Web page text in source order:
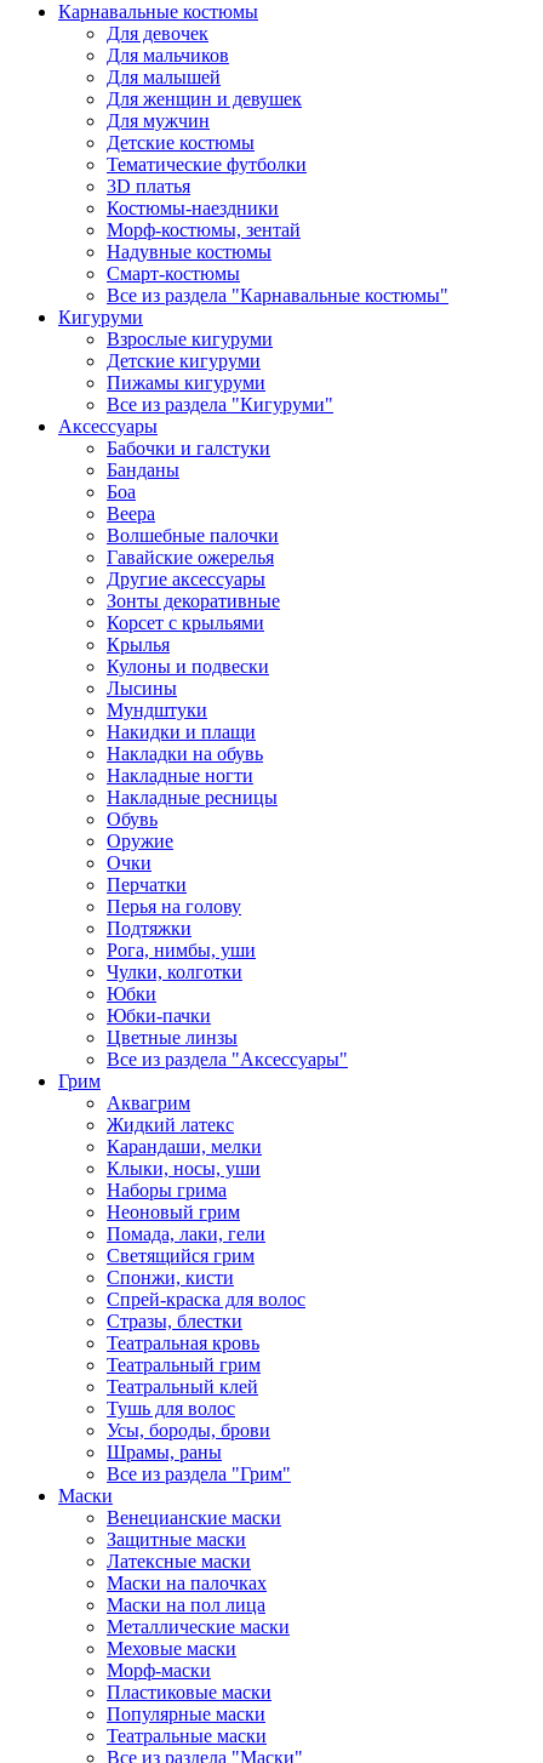
Карнавальные костюмы
Для девочек
Для мальчиков
Для малышей
Для женщин и девушек
Для мужчин
Детские костюмы
Тематические футболки
3D платья
Костюмы-наездники
Морф-костюмы, зентай
Надувные костюмы
Смарт-костюмы
Все из раздела "Карнавальные костюмы"
Кигуруми
Взрослые кигуруми
Детские кигуруми
Пижамы кигуруми
Все из раздела "Кигуруми"
Аксессуары
Бабочки и галстуки
Банданы
Боа
Веера
Волшебные палочки
Гавайские ожерелья
Другие аксессуары
Зонты декоративные
Корсет с крыльями
Крылья
Кулоны и подвески
Лысины
Мундштуки
Накидки и плащи
Накладки на обувь
Накладные ногти
Накладные ресницы
Обувь
Оружие
Очки
Перчатки
Перья на голову
Подтяжки
Рога, нимбы, уши
Чулки, колготки
Юбки
Юбки-пачки
Цветные линзы
Все из раздела "Аксессуары"
Грим
Аквагрим
Жидкий латекс
Карандаши, мелки
Клыки, носы, уши
Наборы грима
Неоновый грим
Помада, лаки, гели
Светящийся грим
Спонжи, кисти
Спрей-краска для волос
Стразы, блестки
Театральная кровь
Театральный грим
Театральный клей
Тушь для волос
Усы, бороды, брови
Шрамы, раны
Все из раздела "Грим"
Маски
Венецианские маски
Защитные маски
Латексные маски
Маски на палочках
Маски на пол лица
Металлические маски
Меховые маски
Морф-маски
Пластиковые маски
Популярные маски
Театральные маски
Все из раздела "Маски"